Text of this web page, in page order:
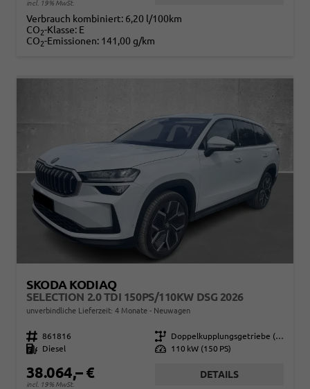
incl. 19% MwSt.
Verbrauch kombiniert: 6,20 l/100km
CO2-Klasse: E
CO2-Emissionen: 141,00 g/km
SKODA KODIAQ
SELECTION 2.0 TDI 150PS/110KW DSG 2026
unverbindliche Lieferzeit: 4 Monate Neuwagen
Fahrzeugnr. 861816 Getriebe
Doppelkupplungsgetriebe (DSG)
Kraftstoff
Diesel Leistung 110 kW (150 PS)
38.064,– €
incl. 19% MwSt.
DETAILS